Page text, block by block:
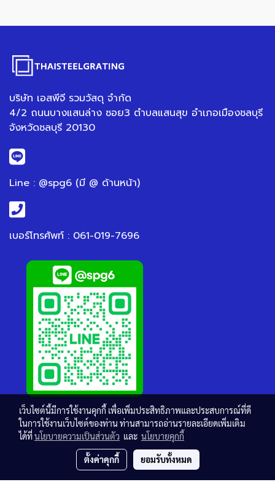
บริษัท เอสพีจี รวมวัสดุ จำกัด
4/2 ถนนบางแสนล่าง ซอย3 ตำบลแสนสุข อำเภอเมืองชลบุรี
จังหวัดชลบุรี 20130
Line : @spg6 (มี @ ด้านหน้า)
เบอร์โทรศัพท์ : 061-019-7696
เว็บไซต์นี้มีการใช้งานคุกกี้ เพื่อเพิ่มประสิทธิภาพและประสบการณ์ที่ดี
ในการใช้งานเว็บไซต์ของท่าน ท่านสามารถอ่านรายละเอียดเพิ่มเติม
ได้ที่นโยบายความเป็นส่วนตัว และ นโยบายคุกกี้
ตั้งค่าคุกกี้ ยอมรับทั้งหมด